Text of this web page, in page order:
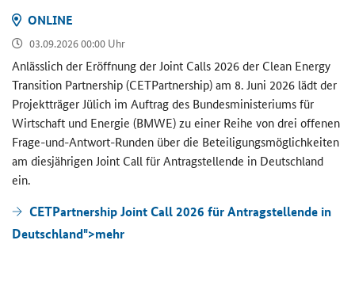
ON­LINE
03.09.2026 00:00 Uhr
An­läss­lich der Er­öff­nung derJoint Calls 2026 der Clean Energy
Transition Partnership (CETPartnership)am 8. Juni 2026 lädt der
Pro­jekt­trä­ger Jü­lich im Auf­trag des Bun­des­mi­nis­te­ri­ums für
Wirt­schaft und En­er­gie (BMWE) zu einer Reihe von drei of­fe­nen
Frage-​und-Antwort-Runden über die Be­tei­li­gungs­mög­lich­kei­ten
am dies­jäh­ri­genJoint Callfür An­trag­stel­len­de in Deutsch­land
ein.
CETPartnership Joint Call 2026 für Antragstellende in
Deutschland">mehr